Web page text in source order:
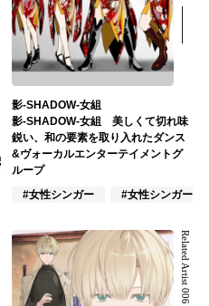
プス
影-SHADOW-女組
影-SHADOW-女組 美しくて切れ味
鋭い、和の要素を取り入れたダンス
&ヴォーカルエンターテイメントグ
ループ
#女性シンガー
#女性シンガーグ
Related Artist 006